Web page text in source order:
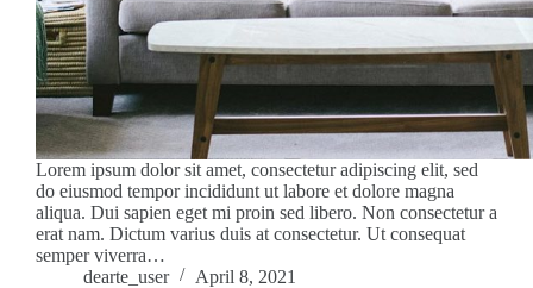
Lorem ipsum dolor sit amet, consectetur adipiscing elit, sed
do eiusmod tempor incididunt ut labore et dolore magna
aliqua. Dui sapien eget mi proin sed libero. Non consectetur a
erat nam. Dictum varius duis at consectetur. Ut consequat
semper viverra…
dearte_user
April 8, 2021